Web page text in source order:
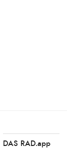
DAS RAD.app